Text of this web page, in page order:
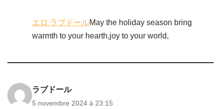
エロ ラブドールMay the holiday season bring
warmth to your hearth,joy to your world,
ラブドール
5 novembre 2024 à 23:15